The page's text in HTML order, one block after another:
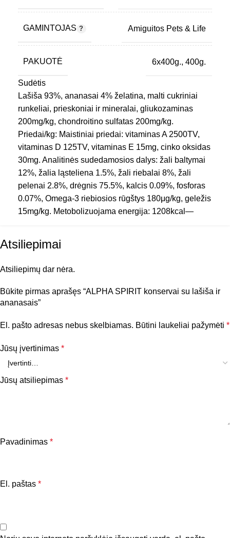
GAMINTOJAS Amiguitos Pets & Life
PAKUOTĖ 6x400g., 400g.
PREKINIS ŽENKLAS ALPHA SPIRIT
PRODUKTO SUDĖTIS
TIPAS Konservai
Sudėtis
Lašiša 93%, ananasai 4% želatina, malti cukriniai
runkeliai, prieskoniai ir mineralai, gliukozaminas
200mg/kg, chondroitino sulfatas 200mg/kg.
Priedai/kg: Maistiniai priedai: vitaminas A 2500TV,
vitaminas D 125TV, vitaminas E 15mg, cinko oksidas
30mg. Analitinės sudedamosios dalys: žali baltymai
12%, žalia ląsteliena 1.5%, žali riebalai 8%, žali
pelenai 2.8%, drėgnis 75.5%, kalcis 0.09%, fosforas
0.07%, Omega-3 riebiosios rūgštys 180μg/kg, geležis
15mg/kg. Metobolizuojama energija: 1208kcal—
Atsiliepimai
Atsiliepimų dar nėra.
Būkite pirmas aprašęs “ALPHA SPIRIT konservai su lašiša ir
ananasais”
El. pašto adresas nebus skelbiamas. Būtini laukeliai pažymėti *
Jūsų įvertinimas *
Jūsų atsiliepimas *
Pavadinimas *
El. paštas *